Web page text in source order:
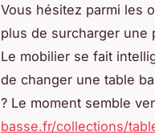
Vous hésitez parmi les
plus de surcharger une
Le mobilier se fait
de changer une table
? Le moment semble
basse.fr/collections/